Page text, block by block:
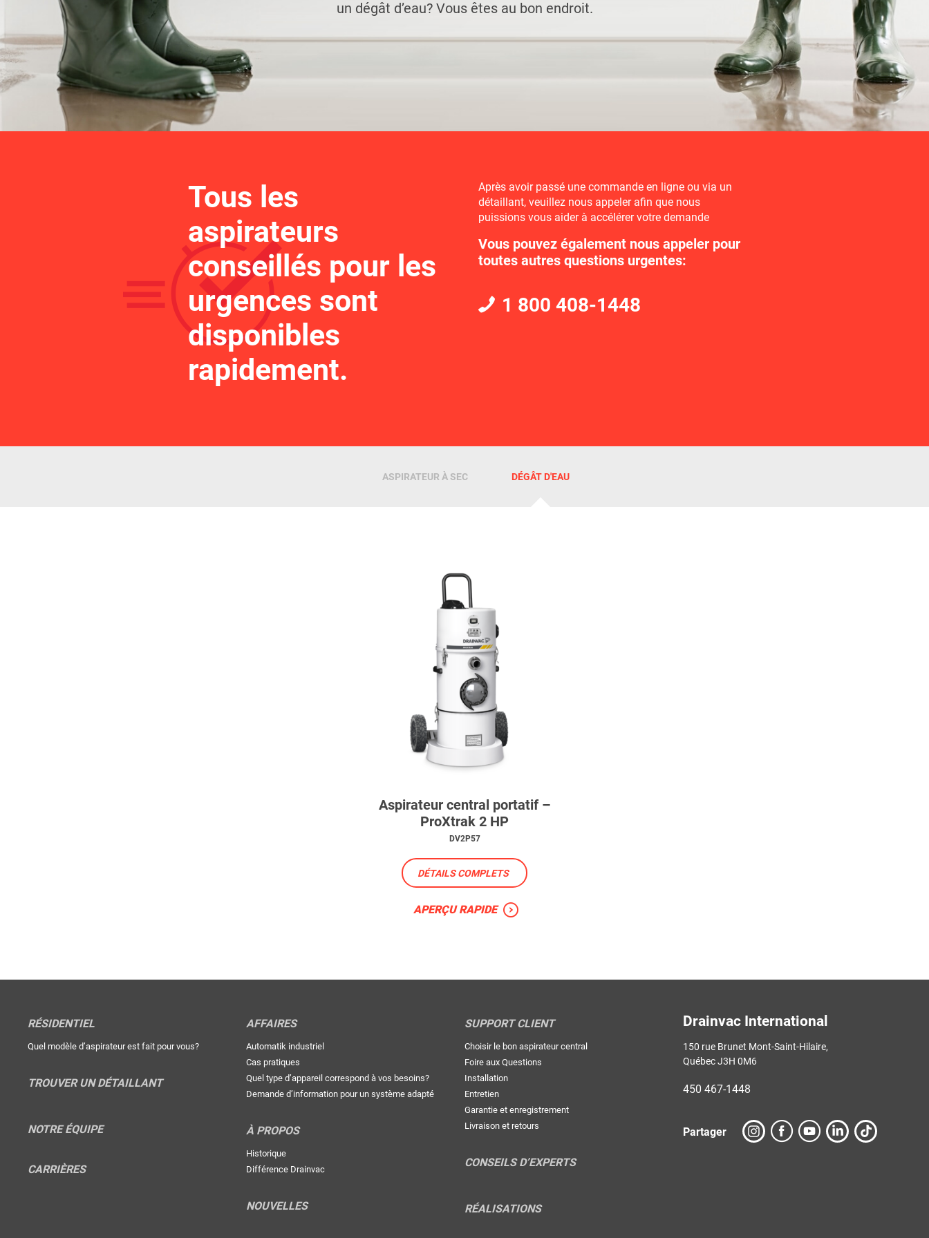
EXPLORERun dégât d’eau? Vous êtes au bon endroit.
Tous les
aspirateurs
conseillés pour les
urgences sont
disponibles
rapidement.
Après avoir passé une commande en ligne ou via un
détaillant, veuillez nous appeler afin que nous
puissions vous aider à accélérer votre demande
Vous pouvez également nous appeler pour
toutes autres questions urgentes:
1 800 408-1448
ASPIRATEUR À SEC DÉGÂT D'EAU
Aspirateur central portatif –
ProXtrak 2 HP
DV2P57
DÉTAILS COMPLETS
APERÇU RAPIDE
RÉSIDENTIEL
Quel modèle d’aspirateur est fait pour vous?
TROUVER UN DÉTAILLANT
NOTRE ÉQUIPE
CARRIÈRES
AFFAIRES
Automatik industriel
Cas pratiques
Quel type d’appareil correspond à vos besoins?
Demande d’information pour un système adapté
À PROPOS
Historique
Différence Drainvac
NOUVELLES
SUPPORT CLIENT
Choisir le bon aspirateur central
Foire aux Questions
Installation
Entretien
Garantie et enregistrement
Livraison et retours
CONSEILS D’EXPERTS
RÉALISATIONS
Drainvac International
150 rue Brunet Mont-Saint-Hilaire,
Québec J3H 0M6
450 467-1448
Partager